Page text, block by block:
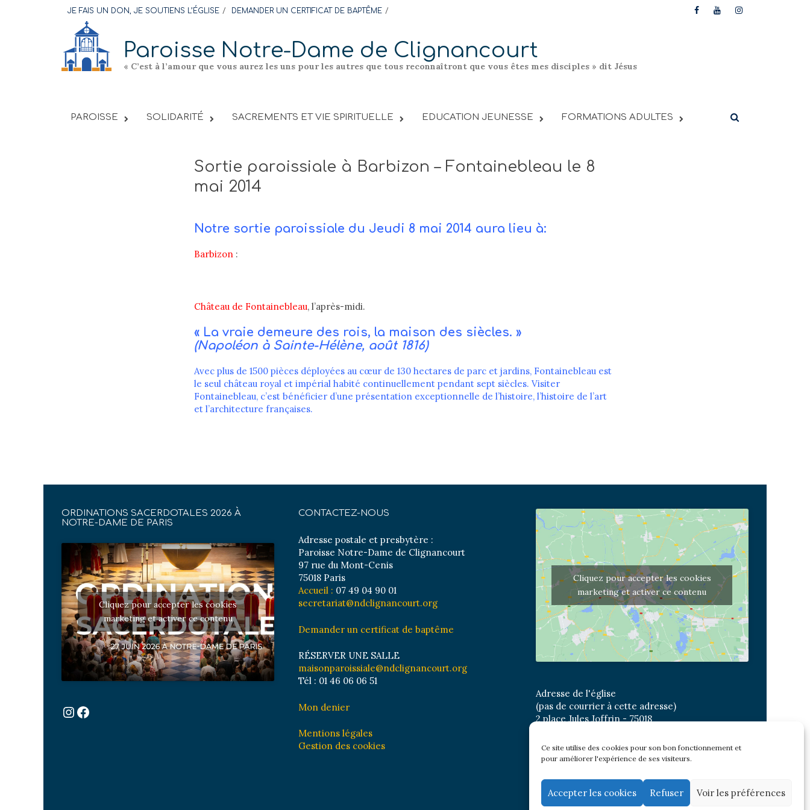
Ce site utilise des cookies pour son bon fonctionnement et
pour améliorer l'expérience de ses visiteurs.
Accepter les cookies Refuser Voir les préférences
content
JE FAIS UN DON, JE SOUTIENS L’ÉGLISE DEMANDER UN CERTIFICAT DE BAPTÊME
Paroisse Notre-Dame de Clignancourt
« C’est à l’amour que vous aurez les uns pour les autres que tous reconnaîtront que vous êtes mes disciples » dit Jésus
PAROISSE SOLIDARITÉ SACREMENTS ET VIE SPIRITUELLE EDUCATION JEUNESSE FORMATIONS ADULTES
Sortie paroissiale à Barbizon – Fontainebleau le 8
mai 2014
Notre sortie paroissiale du Jeudi 8 mai 2014 aura lieu à:
Barbizon :
Château de Fontainebleau, l’après-midi.
« La vraie demeure des rois, la maison des siècles. »
(Napoléon à Sainte-Hélène, août 1816)
Avec plus de 1500 pièces déployées au cœur de 130 hectares de parc et jardins, Fontainebleau est
le seul château royal et impérial habité continuellement pendant sept siècles. Visiter
Fontainebleau, c’est bénéficier d’une présentation exceptionnelle de l’histoire, l’histoire de l’art
et l’architecture françaises.
ORDINATIONS SACERDOTALES 2026 À
NOTRE-DAME DE PARIS
Cliquez pour accepter les cookies
marketing et activer ce contenu
Instagram
Facebook
CONTACTEZ-NOUS
Adresse postale et presbytère :
Paroisse Notre-Dame de Clignancourt
97 rue du Mont-Cenis
75018 Paris
Accueil : 07 49 04 90 01
secretariat@ndclignancourt.org
Demander un certificat de baptême
RÉSERVER UNE SALLE
maisonparoissiale@ndclignancourt.org
Tél : 01 46 06 06 51
Mon denier
Mentions légales
Gestion des cookies
Cliquez pour accepter les cookies
marketing et activer ce contenu
Adresse de l'église
(pas de courrier à cette adresse)
2 place Jules Joffrin - 75018
Bus : Mairie du XVIII
Newsletter